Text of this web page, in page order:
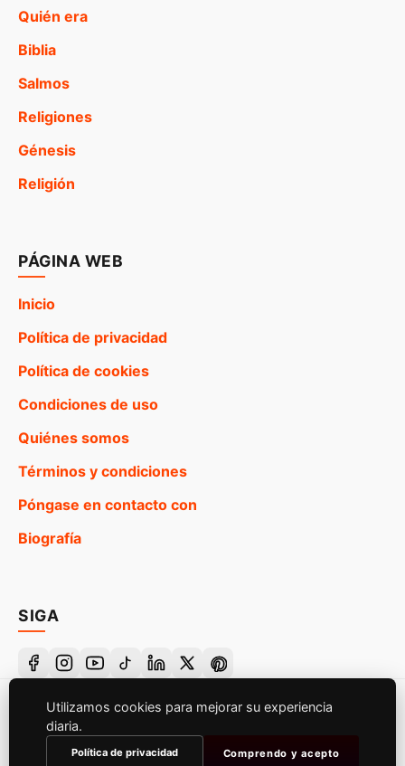
Quién era
Biblia
Salmos
Religiones
Génesis
Religión
PÁGINA WEB
Inicio
Política de privacidad
Política de cookies
Condiciones de uso
Quiénes somos
Términos y condiciones
Póngase en contacto con
Biografía
SIGA
2026 Canal de Frases Bíblicas. Todos los derechos
reservados.
Diseñado para jugadores que buscan señal, no ruido.
Utilizamos cookies para mejorar su experiencia
diaria.
Política de privacidad Comprendo y acepto